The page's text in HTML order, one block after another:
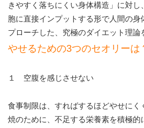
きやすく落ちにくい身体構造」に対し
胞に直接インプットする形で人間の身
プローチした、究極のダイエット理論
やせるための3つのセオリーは
１ 空腹を感じさせない
食事制限は、すればするほどやせにく
焼のために、不足する栄養素を積極的